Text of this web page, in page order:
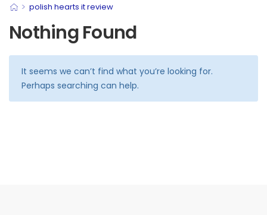
> polish hearts it review
Nothing Found
It seems we can’t find what you’re looking for.
Perhaps searching can help.